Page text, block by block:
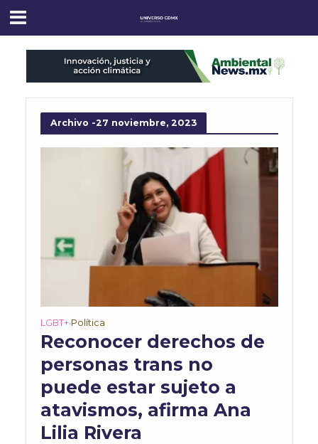
Archivo -27 noviembre, 2023
LGBT+•Política
Reconocer derechos de
personas trans no
puede estar sujeto a
atavismos, afirma Ana
Lilia Rivera